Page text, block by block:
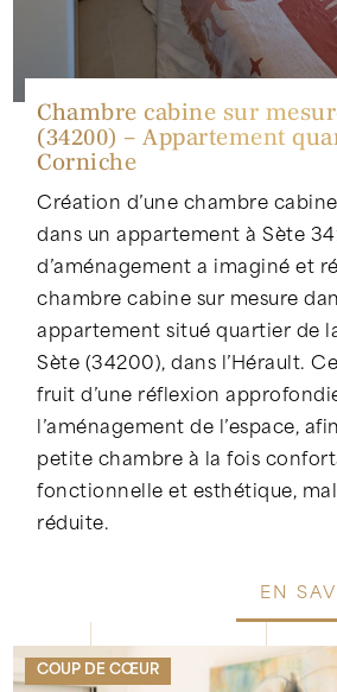
Chambre cabine sur
(34200) – Appartement
Corniche
Création d’une chambre
dans un appartement à Sète
d’aménagement a imaginé et
chambre cabine sur mesure
appartement situé quartier de
Sète (34200), dans l’Hérault.
fruit d’une réflexion
l’aménagement de l’espace,
petite chambre à la fois
fonctionnelle et esthétique,
réduite.
EN
COUP DE CŒUR